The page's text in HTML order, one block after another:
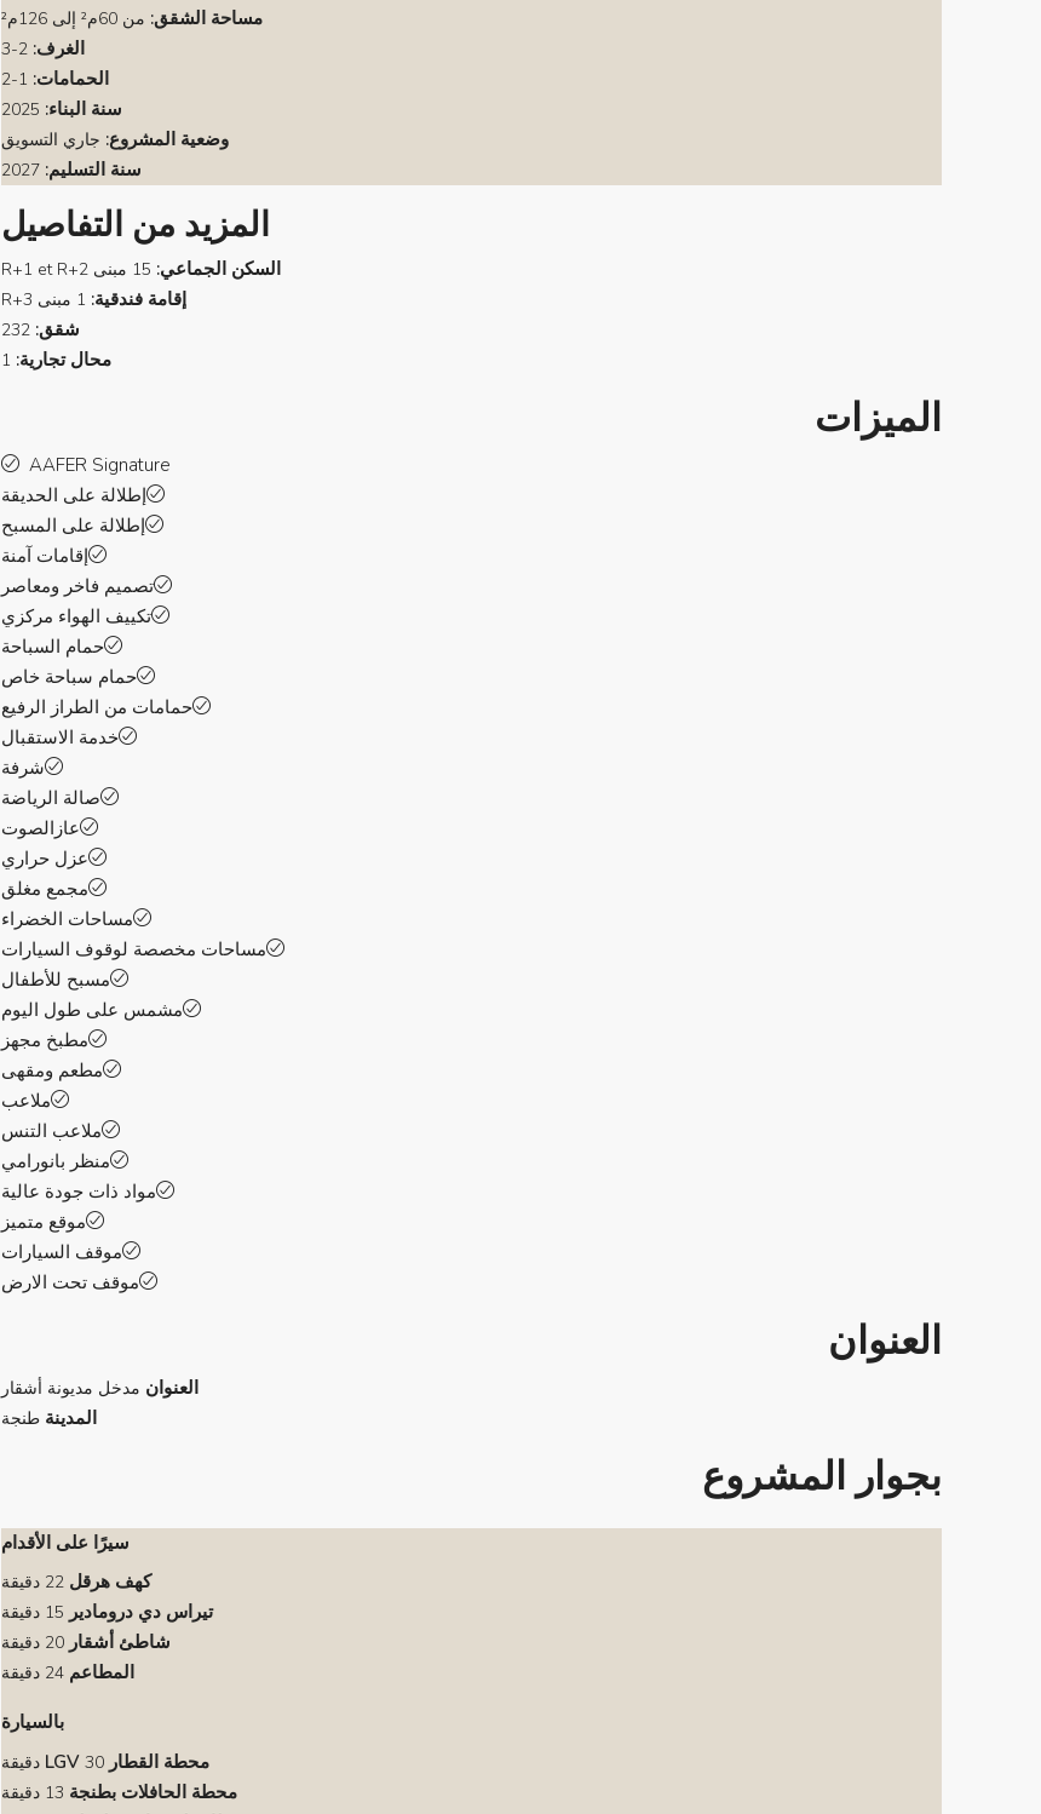
مساحة الشقق: من 60م² إلى 126م²
الغرف: 2-3
الحمامات: 1-2
سنة البناء: 2025
وضعية المشروع: جاري التسويق
سنة التسليم: 2027
المزيد من التفاصيل
السكن الجماعي: 15 مبنى R+1 et R+2
إقامة فندقية: 1 مبنى R+3
شقق: 232
محال تجارية: 1
الميزات
AAFER Signature
إطلالة على الحديقة
إطلالة على المسبح
إقامات آمنة
تصميم فاخر ومعاصر
تكييف الهواء مركزي
حمام السباحة
حمام سباحة خاص
حمامات من الطراز الرفيع
خدمة الاستقبال
شرفة
صالة الرياضة
عازالصوت
عزل حراري
مجمع مغلق
مساحات الخضراء
مساحات مخصصة لوقوف السيارات
مسبح للأطفال
مشمس على طول اليوم
مطبخ مجهز
مطعم ومقهى
ملاعب
ملاعب التنس
منظر بانورامي
مواد ذات جودة عالية
موقع متميز
موقف السيارات
موقف تحت الارض
العنوان
العنوان مدخل مديونة أشقار
المدينة طنجة
بجوار المشروع
سيرًا على الأقدام
كهف هرقل 22 دقيقة
تيراس دي درومادير 15 دقيقة
شاطئ أشقار 20 دقيقة
المطاعم 24 دقيقة
بالسيارة
محطة القطار LGV 30 دقيقة
محطة الحافلات بطنجة 13 دقيقة